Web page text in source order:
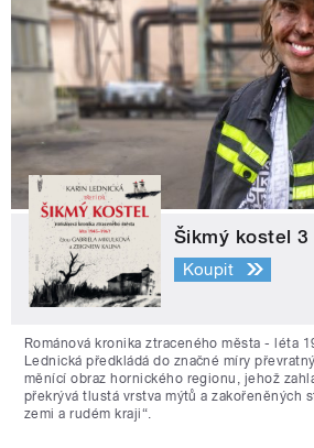
Šikmý kostel 3
Koupit
Románová kronika ztraceného města - léta
Lednická předkládá do značné míry
měnící obraz hornického regionu, jehož
překrývá tlustá vrstva mýtů a zakořeněných
zemi a rudém kraji“.